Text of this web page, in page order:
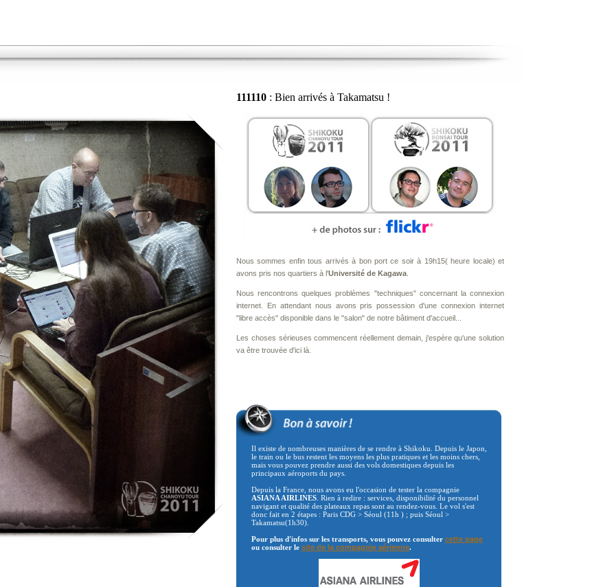
111110 : Bien arrivés à Takamatsu !
Nous sommes enfin tous arrivés à bon port ce soir à 19h15( heure locale) et
avons pris nos quartiers à l'Université de Kagawa
Nous rencontrons quelques problèmes "techniques" concernant la connexion
internet. En attendant nous avons pris possession d'une connexion internet
"libre accès" disponible dans le "salon" de notre bâtiment d'accueil...
Les choses sérieuses commencent réellement demain, j'espère qu'une solution
va être trouvée d'ici là.
Il existe de nombreuses manières de se rendre à Shikoku. Depuis le Japon,
le train ou le bus restent les moyens les plus pratiques et les moins chers,
mais vous pouvez prendre aussi des vols domestiques depuis les
principaux aéroports du pays.
Depuis la France, nous avons eu l'occasion de tester la compagnie
ASIANA AIRLINES . Rien à redire : services, disponibilité du personnel
navigant et qualité des plateaux repas sont au rendez-vous. Le vol s'est
donc fait en 2 étapes : Paris CDG > Séoul (11h ) ; puis Séoul >
Takamatsu(1h30).
Pour plus d'infos sur les transports, vous pouvez consulter cette page
ou consulter le site de la compagnie aérienne.